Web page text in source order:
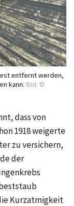
entfernt werden,
kann. Bild: ©
dass von
1918 weigerte
zu versichern,
der
Kurzatmigkeit